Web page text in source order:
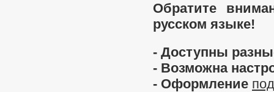
Обратите
русском языке!
- Доступны
- Возможна
- Оформление